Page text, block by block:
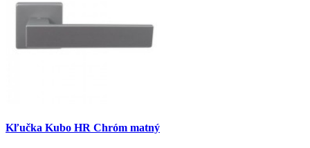
Kľučka Kubo HR Chróm matný